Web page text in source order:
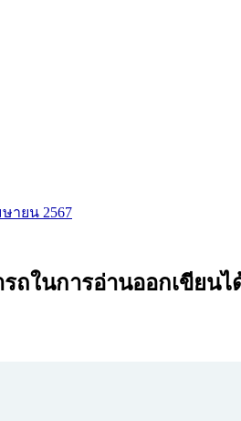
ายน 2567
ถในการอ่านออกเขียน